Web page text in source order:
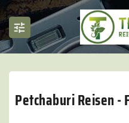
Petchaburi Reisen -